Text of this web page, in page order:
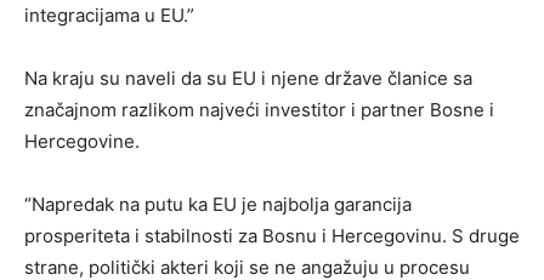
integracijama u EU.”
Na kraju su naveli da su EU i njene države članice sa
značajnom razlikom najveći investitor i partner Bosne i
Hercegovine.
“Napredak na putu ka EU je najbolja garancija
prosperiteta i stabilnosti za Bosnu i Hercegovinu. S druge
strane, politički akteri koji se ne angažuju u procesu